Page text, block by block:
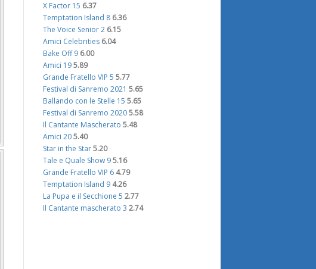
X Factor 15 6.37
Temptation Island 8 6.36
The Voice Senior 2 6.15
Amici Celebrities 6.04
Bake Off 9 6.00
Amici 19 5.89
Grande Fratello VIP 5 5.77
Festival di Sanremo 2021 5.65
Ballando con le Stelle 15 5.65
Festival di Sanremo 2020 5.58
Il Cantante Mascherato 5.48
Amici 20 5.40
Star in the Star 5.20
Tale e Quale Show 9 5.16
Grande Fratello VIP 6 4.79
Temptation Island 9 4.26
La Pupa e il Secchione 5 2.77
Il Cantante mascherato 3 2.74